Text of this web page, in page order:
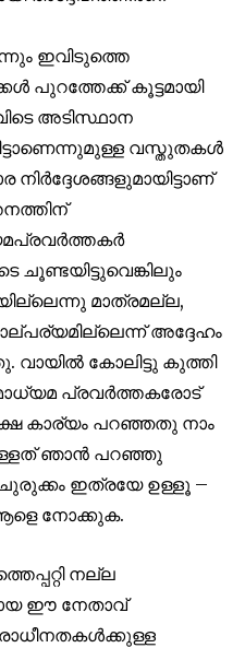
11,243
Followers
ഇവിടുത്തെ
പുറത്തേക്ക് കൂട്ടമായി
അടിസ്ഥാന
വസ്തുതകൾ
ചൂണ്ടയിട്ടുവെങ്കിലും
മാത്രമല്ല,
അദ്ദേഹം
കോലിട്ടു കുത്തി
മാധ്യമ പ്രവർത്തകരോട്
കാര്യം പറഞ്ഞതു നാം
ഞാൻ പറഞ്ഞു
ചുരുക്കം ഇത്രയേ ഉള്ളൂ –
ആളെ നോക്കുക.
നല്ല
ഈ നേതാവ്